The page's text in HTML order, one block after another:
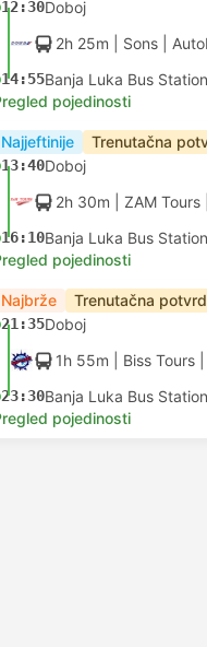
12:30Doboj
2h 25m | Sons
14:55Banja Luka Bus Station
pojedinosti
Najjeftinije Trenutačna
13:40Doboj
2h 30m | ZAM Tours
16:10Banja Luka Bus Station
pojedinosti
Najbrže Trenutačna
21:35Doboj
1h 55m | Biss Tours
23:30Banja Luka Bus Station
pojedinosti